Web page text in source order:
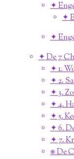
✦
✦
✦
✦ De 7
✦ 1.
✦ 2.
✦ 3.
✦ 4.
✦ 5.
✦ 6.
✦ 7.
⎈ De